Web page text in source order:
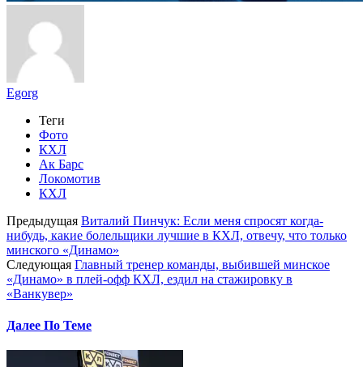
Egorg
Теги
Фото
КХЛ
Ак Барс
Локомотив
КХЛ
Предыдущая Виталий Пинчук: Если меня спросят когда-
нибудь, какие болельщики лучшие в КХЛ, отвечу, что только
минского «Динамо»
Следующая Главный тренер команды, выбившей минское
«Динамо» в плей-офф КХЛ, ездил на стажировку в
«Ванкувер»
Далее По Теме